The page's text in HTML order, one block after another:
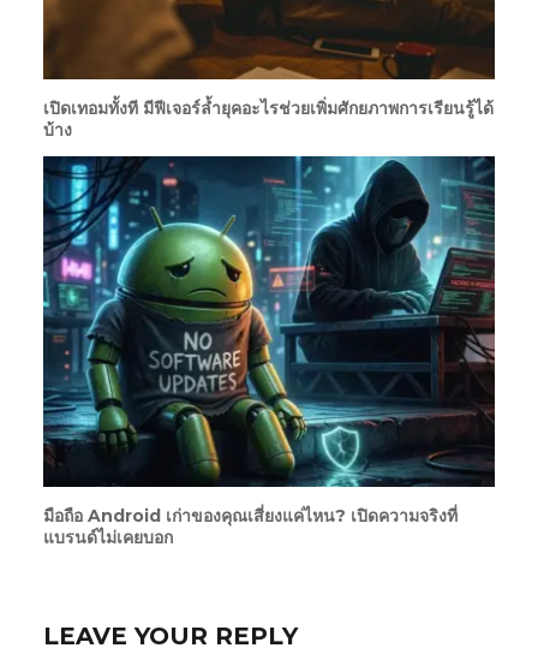
เปิดเทอมทั้งที มีฟีเจอร์ล้ำยุคอะไรช่วยเพิ่มศักยภาพการเรียนรู้ได้
บ้าง
มือถือ Android เก่าของคุณเสี่ยงแค่ไหน? เปิดความจริงที่
แบรนด์ไม่เคยบอก
LEAVE YOUR REPLY